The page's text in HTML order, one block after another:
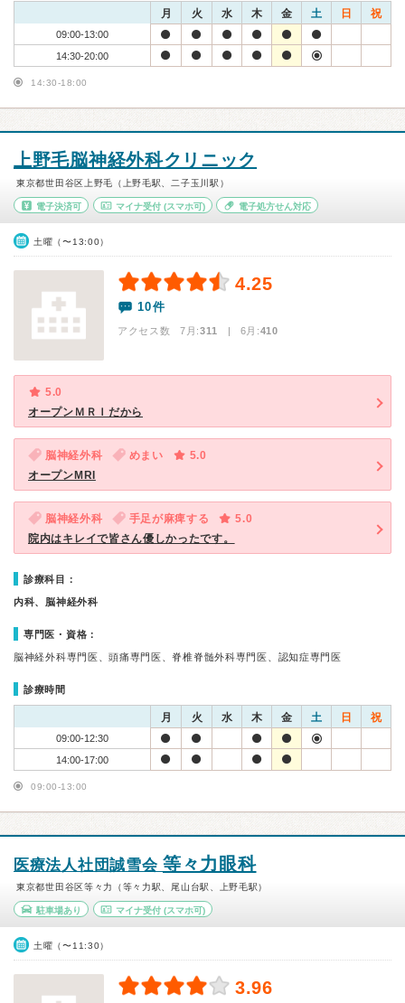
月 火 水 木 金 土 日 祝
09:00-13:00
14:30-20:00
14:30-18:00
上野毛脳神経外科クリニック
東京都世田谷区上野毛（上野毛駅、二子玉川駅）
電子決済可 マイナ受付(スマホ可) 電子処方せん対応
土曜（〜13:00）
4.25
10件
アクセス数 7月:311 | 6月:410
5.0
オープンＭＲＩだから
脳神経外科 めまい
5.0
オープンMRI
脳神経外科 手足が麻痺する
5.0
院内はキレイで皆さん優しかったです。
診療科目：
内科、脳神経外科
専門医・資格：
脳神経外科専門医、頭痛専門医、脊椎脊髄外科専門医、認知症専門医
診療時間
月 火 水 木 金 土 日 祝
09:00-12:30
14:00-17:00
09:00-13:00
医療法人社団誠雪会 等々力眼科
東京都世田谷区等々力（等々力駅、尾山台駅、上野毛駅）
駐車場あり マイナ受付(スマホ可)
土曜（〜11:30）
3.96